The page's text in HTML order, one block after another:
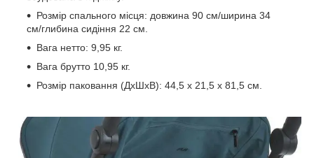
Розмір спального місця: довжина 90 см/ширина 34
см/глибина сидіння 22 см.
Вага нетто: 9,95 кг.
Вага брутто 10,95 кг.
Розмір паковання (ДхШхВ): 44,5 х 21,5 х 81,5 см.